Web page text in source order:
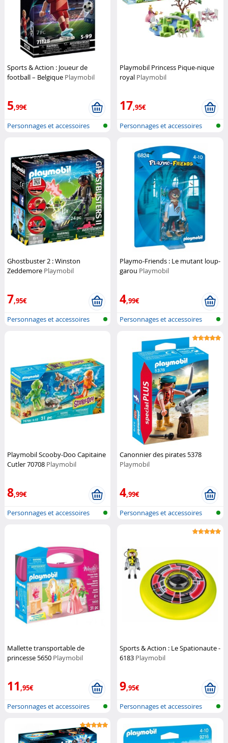
Sports & Action : Joueur de
football – Belgique Playmobil
5,99€
Personnages et accessoires
Playmobil Princess Pique-nique
royal Playmobil
17,95€
Personnages et accessoires
Ghostbuster 2 : Winston
Zeddemore Playmobil
7,95€
Personnages et accessoires
Playmo-Friends : Le mutant loup-
garou Playmobil
4,99€
Personnages et accessoires
Playmobil Scooby-Doo Capitaine
Cutler 70708 Playmobil
8,99€
Personnages et accessoires
Canonnier des pirates 5378
Playmobil
4,99€
Personnages et accessoires
Mallette transportable de
princesse 5650 Playmobil
11,95€
Personnages et accessoires
Sports & Action : Le Spationaute -
6183 Playmobil
9,95€
Personnages et accessoires